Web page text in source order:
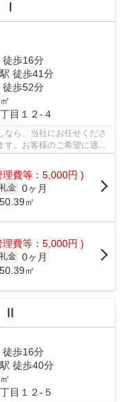
Ⅰ
徒歩16分
駅 徒歩41分
徒歩52分
目１２-４
なら、当社にお任せくださ
す。お客様のご希望に適し
理費等：5,000円 )
礼金 0ヶ月
㎡
理費等：5,000円 )
礼金 0ヶ月
㎡
Ⅱ
徒歩16分
駅 徒歩40分
目１２-５